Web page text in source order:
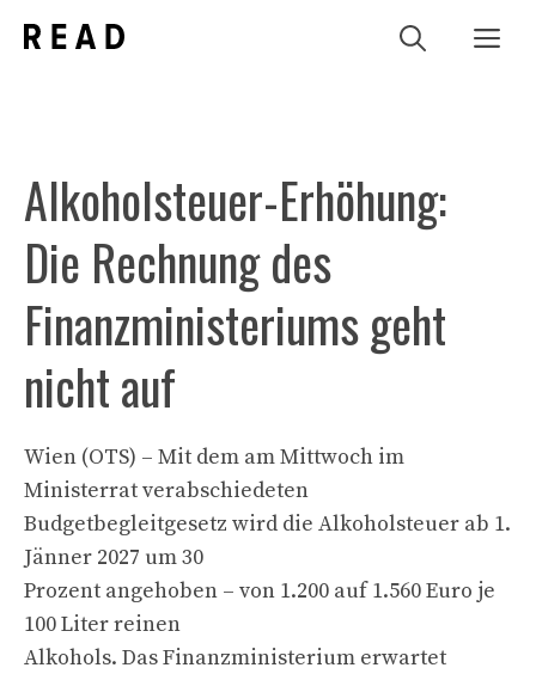
Inhalt
Alkoholsteuer-Erhöhung:
Die Rechnung des
Finanzministeriums geht
nicht auf
Wien (OTS) – Mit dem am Mittwoch im
Ministerrat verabschiedeten
Budgetbegleitgesetz wird die Alkoholsteuer ab 1.
Jänner 2027 um 30
Prozent angehoben – von 1.200 auf 1.560 Euro je
100 Liter reinen
Alkohols. Das Finanzministerium erwartet